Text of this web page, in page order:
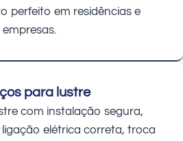
perfeito em residências e
empresas.
para lustre
com instalação segura,
elétrica correta, troca